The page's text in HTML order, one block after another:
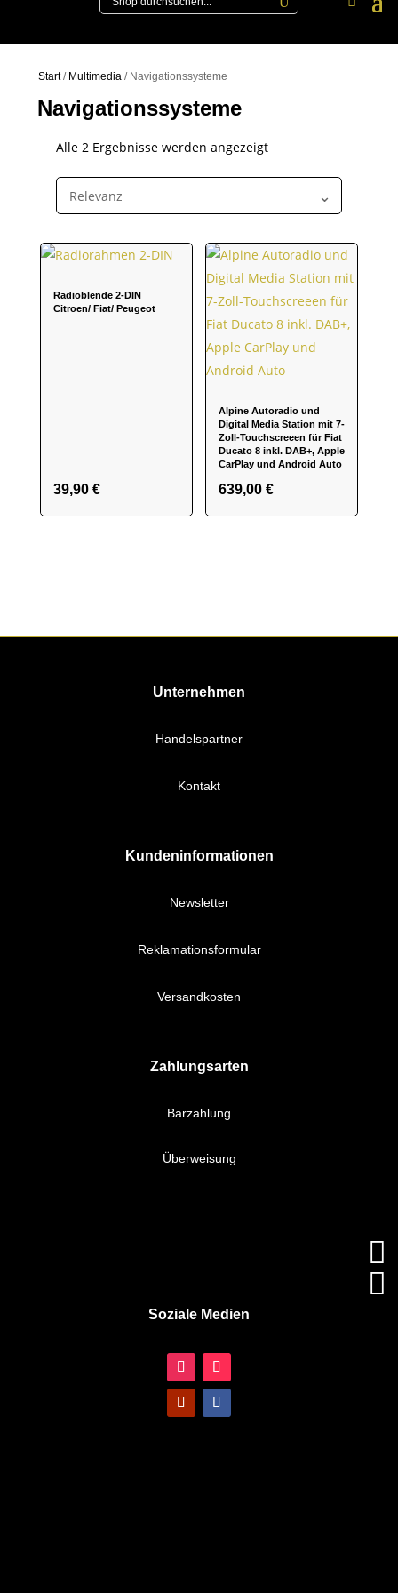
Start/ Multimedia/ Navigationssysteme
Navigationssysteme
Alle 2 Ergebnisse werden angezeigt
Radioblende 2-DIN
Citroen/ Fiat/ Peugeot
39,90 €
Alpine Autoradio und
Digital Media Station mit 7-
Zoll-Touchscreeen für Fiat
Ducato 8 inkl. DAB+, Apple
CarPlay und Android Auto
639,00€
Unternehmen
Handelspartner
Kontakt
Kundeninformationen
Newsletter
Reklamationsformular
Versandkosten
Zahlungsarten
Barzahlung
Überweisung
Soziale Medien

